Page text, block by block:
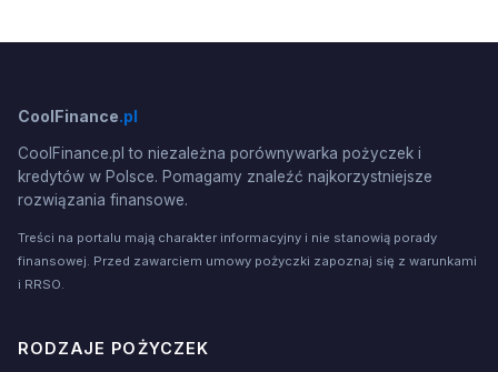
CoolFinance.pl
CoolFinance.pl to niezależna porównywarka pożyczek i
kredytów w Polsce. Pomagamy znaleźć najkorzystniejsze
rozwiązania finansowe.
Treści na portalu mają charakter informacyjny i nie stanowią porady
finansowej. Przed zawarciem umowy pożyczki zapoznaj się z warunkami
i RRSO.
RODZAJE POŻYCZEK